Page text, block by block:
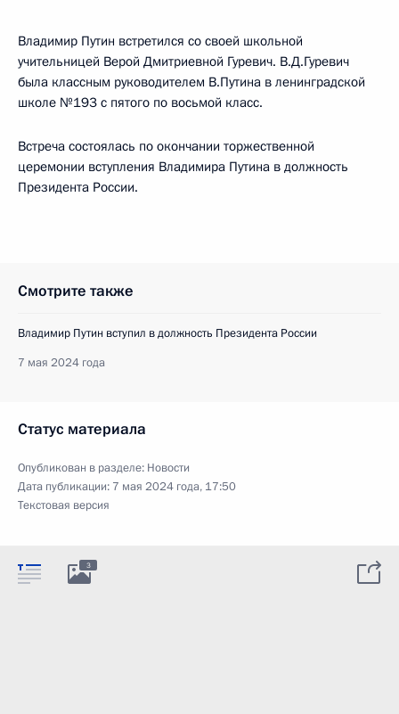
Владимир Путин встретился со своей школьной
учительницей Верой Дмитриевной Гуревич. В.Д.Гуревич
была классным руководителем В.Путина в ленинградской
школе №193 с пятого по восьмой класс.
Встреча состоялась по окончании торжественной
церемонии вступления Владимира Путина в должность
Президента России.
Смотрите также
Владимир Путин вступил в должность Президента России
7 мая 2024 года
Статус материала
Опубликован в разделе: Новости
Дата публикации: 7 мая 2024 года, 17:50
Текстовая версия
3